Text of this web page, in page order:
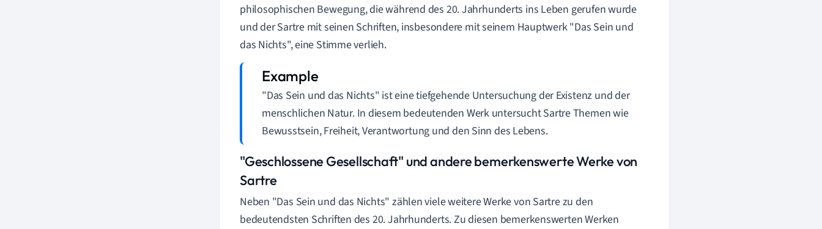
philosophischen Bewegung, die während des 20. Jahrhunderts ins Leben gerufen wurde
und der Sartre mit seinen Schriften, insbesondere mit seinem Hauptwerk "Das Sein und
das Nichts", eine Stimme verlieh.
"Das Sein und das Nichts" ist eine tiefgehende Untersuchung der Existenz und der
menschlichen Natur. In diesem bedeutenden Werk untersucht Sartre Themen wie
Bewusstsein, Freiheit, Verantwortung und den Sinn des Lebens.
"Geschlossene Gesellschaft" und andere bemerkenswerte Werke von
Sartre
Neben "Das Sein und das Nichts" zählen viele weitere Werke von Sartre zu den
bedeutendsten Schriften des 20. Jahrhunderts. Zu diesen bemerkenswerten Werken